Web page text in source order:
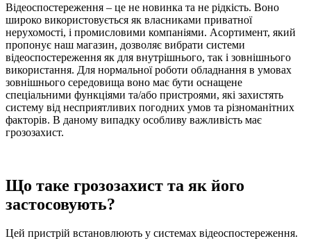
Відеоспостереження – це не новинка та не рідкість. Воно
широко використовується як власниками приватної
нерухомості, і промисловими компаніями. Асортимент, який
пропонує наш магазин, дозволяє вибрати системи
відеоспостереження як для внутрішнього, так і зовнішнього
використання. Для нормальної роботи обладнання в умовах
зовнішнього середовища воно має бути оснащене
спеціальними функціями та/або пристроями, які захистять
систему від несприятливих погодних умов та різноманітних
факторів. В даному випадку особливу важливість має
грозозахист.
Що таке грозозахист та як його
застосовують?
Цей пристрій встановлюють у системах відеоспостереження.